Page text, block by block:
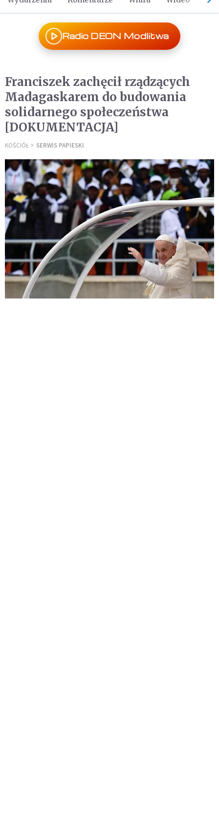
Radio DEON Modlitwa
Franciszek zachęcił rządzących
Madagaskarem do budowania
solidarnego społeczeństwa
[DOKUMENTACJA]
KOŚCIÓŁ SERWIS PAPIESKI